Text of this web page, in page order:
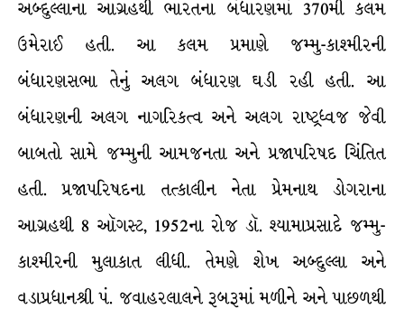
અબ્દુલ્લાના આગ્રહથી ભારતના બંધારણમાં 370મી કલમ
ઉમેરાઈ હતી. આ કલમ પ્રમાણે જમ્મુ-કાશ્મીરની
બંધારણસભા તેનું અલગ બંધારણ ઘડી રહી હતી. આ
બંધારણની અલગ નાગરિકત્વ અને અલગ રાષ્ટ્રધ્વજ જેવી
બાબતો સામે જમ્મુની આમજનતા અને પ્રજાપરિષદ ચિંતિત
હતી. પ્રજાપરિષદના તત્કાલીન નેતા પ્રેમનાથ ડોગરાના
આગ્રહથી 8 ઑગસ્ટ, 1952ના રોજ ડૉ. શ્યામાપ્રસાદે જમ્મુ-
કાશ્મીરની મુલાકાત લીધી. તેમણે શેખ અબ્દુલ્લા અને
વડાપ્રધાનશ્રી પં. જવાહરલાલને રૂબરૂમાં મળીને અને પાછળથી